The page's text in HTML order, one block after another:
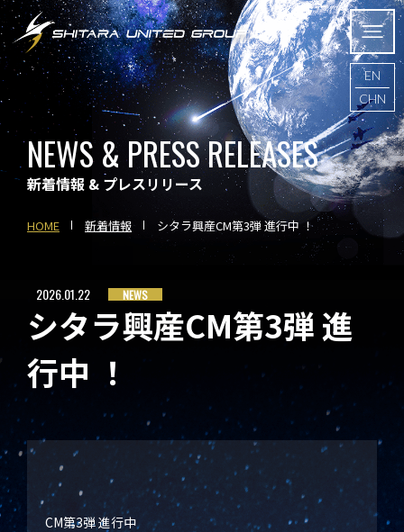
EN
CHN
NEWS & PRESS RELEASES
新着情報 & プレスリリース
HOME 新着情報 シタラ興産CM第3弾 進行中 ！
NEWS
2026.01.22
シタラ興産CM第3弾 進
行中 ！
CM第3弾 進行中